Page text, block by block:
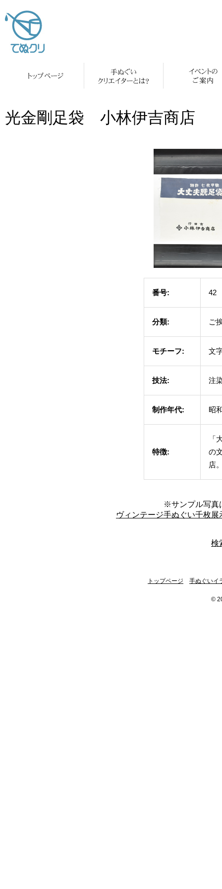
光金剛足袋 小林伊吉商店
番号: 42
分類: ご
モチーフ: 文
技法: 注
制作年代: 昭
特徴:
「
の
店
※サンプル写真
ヴィンテージ手ぬぐい千枚展
検
トップページ 手ぬぐいイ
©